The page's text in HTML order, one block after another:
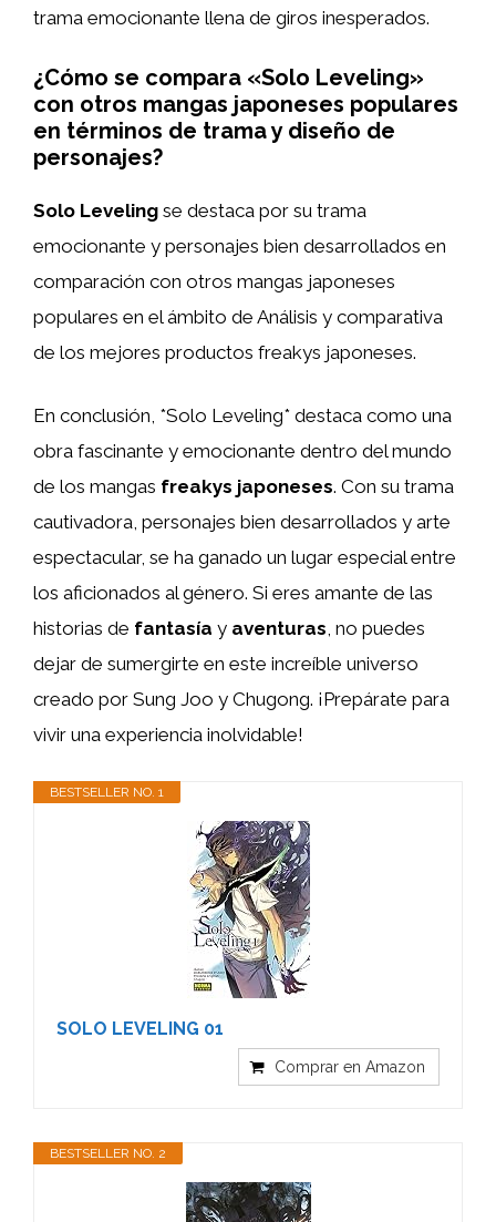
trama emocionante llena de giros inesperados.
¿Cómo se compara «Solo Leveling»
con otros mangas japoneses populares
en términos de trama y diseño de
personajes?
Solo Leveling se destaca por su trama
emocionante y personajes bien desarrollados en
comparación con otros mangas japoneses
populares en el ámbito de Análisis y comparativa
de los mejores productos freakys japoneses.
En conclusión, *Solo Leveling* destaca como una
obra fascinante y emocionante dentro del mundo
de los mangas freakys japoneses. Con su trama
cautivadora, personajes bien desarrollados y arte
espectacular, se ha ganado un lugar especial entre
los aficionados al género. Si eres amante de las
historias de fantasía y aventuras, no puedes
dejar de sumergirte en este increíble universo
creado por Sung Joo y Chugong. ¡Prepárate para
vivir una experiencia inolvidable!
BESTSELLER NO. 1
SOLO LEVELING 01
Comprar en Amazon
BESTSELLER NO. 2